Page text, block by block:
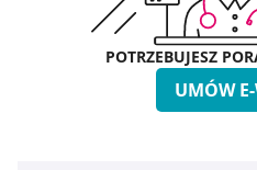
POTRZEBUJESZ
UMÓW